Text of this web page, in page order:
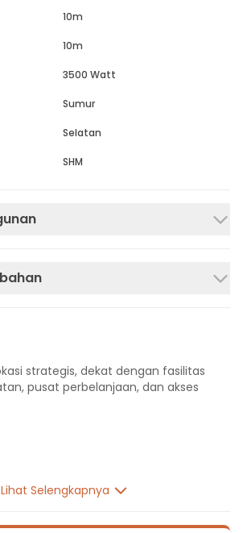
10m
10m
3500 Watt
Sumur
Selatan
SHM
strategis, dekat dengan fasilitas
pusat perbelanjaan, dan akses
Lihat Selengkapnya